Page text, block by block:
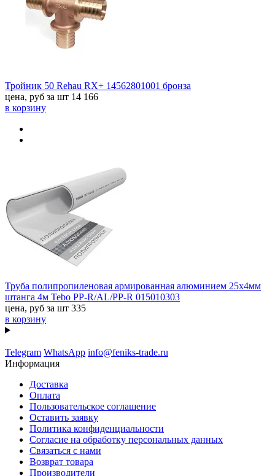
Тройник 50 Rehau RX+ 14562801001 бронза
цена, руб за шт 14 166
в корзину
Труба полипропиленовая армированная алюминием 25x4мм
штанга 4м Tebo PP-R/AL/PP-R 015010303
цена, руб за шт 335
в корзину
Telegram WhatsApp info@feniks-trade.ru
Информация
Доставка
Оплата
Пользовательское соглашение
Оставить заявку
Политика конфиденциальности
Согласие на обработку персональных данных
Связаться с нами
Возврат товара
Производители